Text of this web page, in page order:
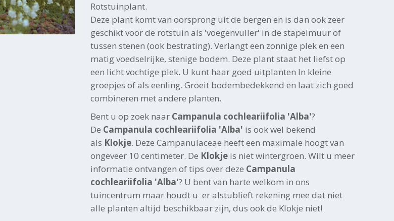
Rotstuinplant.
Deze plant komt van oorsprong uit de bergen en is dan ook zeer
geschikt voor de rotstuin als 'voegenvuller' in de stapelmuur of
tussen stenen (ook bestrating). Verlangt een zonnige plek en een
matig voedselrijke, stenige bodem. Deze plant staat het liefst op
een licht vochtige plek. U kunt haar goed uitplanten In kleine
groepjes of als eenling. Groeit bodembedekkend en laat zich goed
combineren met andere planten.
Bent u op zoek naar Campanula cochleariifolia 'Alba'?
De Campanula cochleariifolia 'Alba' is ook wel bekend
als Klokje. Deze Campanulaceae heeft een maximale hoogt van
ongeveer 10 centimeter. De Klokje is niet wintergroen. Wilt u meer
informatie ontvangen of tips over deze Campanula
cochleariifolia 'Alba'? U bent van harte welkom in ons
tuincentrum maar houdt u er alstublieft rekening mee dat niet
alle planten altijd beschikbaar zijn, dus ook de Klokje niet!